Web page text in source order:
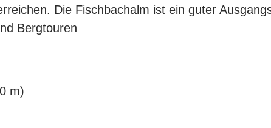
Die Fischbachalm ist ein guter
Bergtouren
m)